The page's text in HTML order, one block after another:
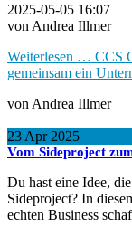
2025-05-05 16:07
von Andrea Illmer
Weiterlesen … CCS
gemeinsam ein
von Andrea Illmer
23 Apr 2025
Vom Sideproject
Du hast eine Idee,
Sideproject? In
echten Business